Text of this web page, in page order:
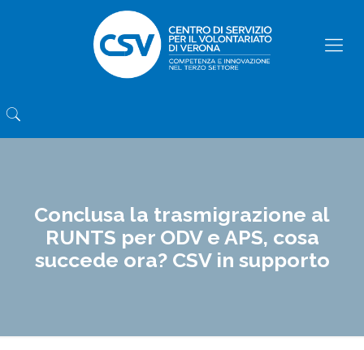
Conclusa la trasmigrazione al
RUNTS per ODV e APS, cosa
succede ora? CSV in supporto